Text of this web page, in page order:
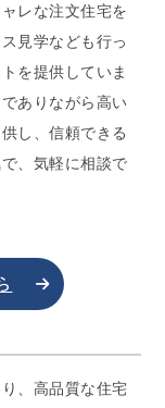
レな注文住宅を
見学なども行っ
を提供していま
ありながら高い
し、信頼できる
、気軽に相談で
、高品質な住宅